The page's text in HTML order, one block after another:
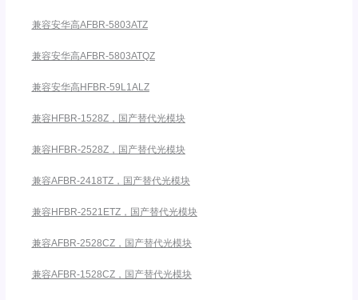
兼容安华高AFBR-5803ATZ
兼容安华高AFBR-5803ATQZ
兼容安华高HFBR-59L1ALZ
兼容HFBR-1528Z，国产替代光模块
兼容HFBR-2528Z，国产替代光模块
兼容AFBR-2418TZ，国产替代光模块
兼容HFBR-2521ETZ，国产替代光模块
兼容AFBR-2528CZ，国产替代光模块
兼容AFBR-1528CZ，国产替代光模块